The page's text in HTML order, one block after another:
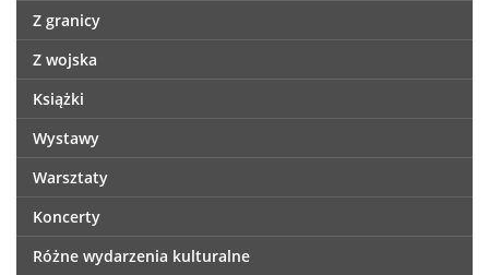
Z granicy
Z wojska
Książki
Wystawy
Warsztaty
Koncerty
Różne wydarzenia kulturalne